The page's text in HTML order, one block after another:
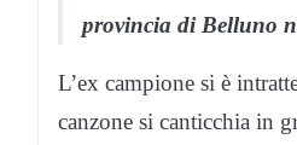
provincia di Belluno
L’ex campione si è
canzone si canticchia in